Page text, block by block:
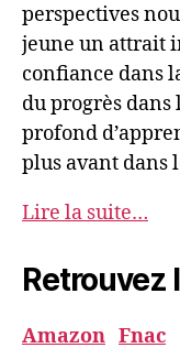
perspectives
jeune un attrait
confiance dans
du progrès dans
profond
plus avant dans
Lire la suite…
Retrouvez
Amazon Fnac